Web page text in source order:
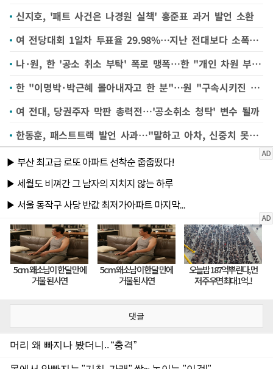
신지호, '패트 사건은 나경원 실책' 홍준표 과거 발언 소환
여 전당대회 1일차 투표율 29.98%…지난 전대보다 소폭 낮아
나·원, 한 '공소 취소 부탁' 폭로 맹폭…한 "개인 차원 부탁은 잘못" 반박(종합)
한 "이명박·박근혜 몰아내자고 한 분"…원 "구속시키진 않아"
여 전대, 당권주자 막판 총력전…'공소취소 청탁' 변수 될까
한동훈, 패스트트랙 발언 사과…"말하고 아차, 신중치 못해 죄송"(종합)
댓글